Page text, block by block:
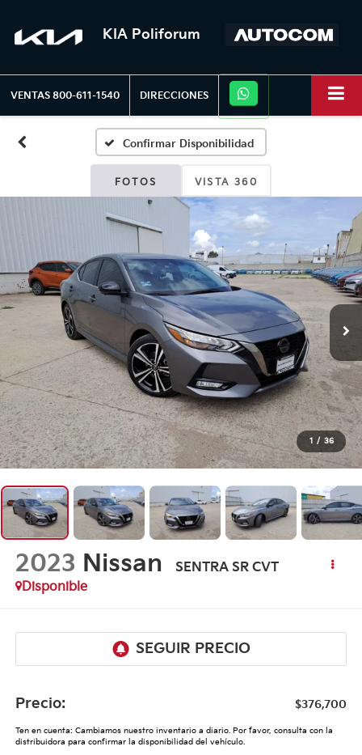
KIA Poliforum
VENTAS 800-611-1540 DIRECCIONES
Confirmar Disponibilidad
FOTOS VISTA 360
1 / 36
2023 Nissan
SENTRA SR CVT
Disponible
Precio: $376,700
Ten en cuenta: Cambiamos nuestro inventario a diario. Por favor, consulta con la
distribuidora para confirmar la disponibilidad del vehículo.